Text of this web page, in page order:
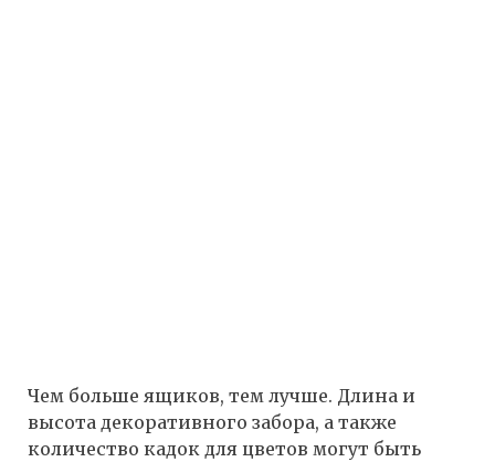
Чем больше ящиков, тем лучше. Длина и
высота декоративного забора, а также
количество кадок для цветов могут быть